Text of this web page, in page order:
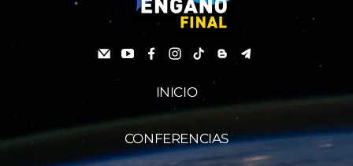
INICIO
CONFERENCIAS